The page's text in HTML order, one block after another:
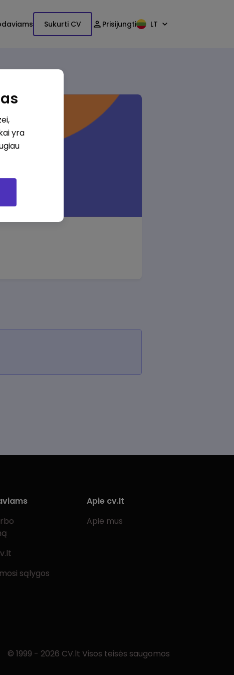
Sukurti CV Prisijungti LT
sąlygos
Apie cv.lt
Apie mus
© 1999 - 2026 CV.lt Visos teisės saugomos
yra